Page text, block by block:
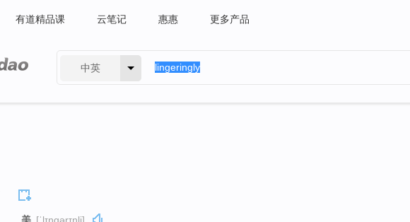
有道精品课 云笔记 惠惠 更多产品
中英